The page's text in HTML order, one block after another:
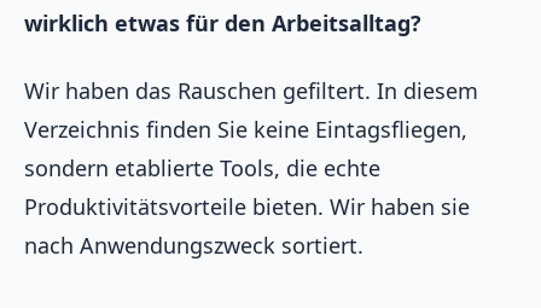
wirklich etwas für den Arbeitsalltag?
Wir haben das Rauschen gefiltert. In diesem
Verzeichnis finden Sie keine Eintagsfliegen,
sondern etablierte Tools, die echte
Produktivitätsvorteile bieten. Wir haben sie
nach Anwendungszweck sortiert.